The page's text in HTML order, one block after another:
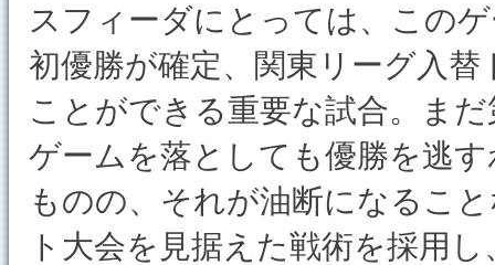
スフィーダにとっては、この
初優勝が確定、関東リーグ入
ことができる重要な試合。ま
ゲームを落としても優勝を逃
ものの、それが油断になるこ
ト大会を見据えた戦術を採用